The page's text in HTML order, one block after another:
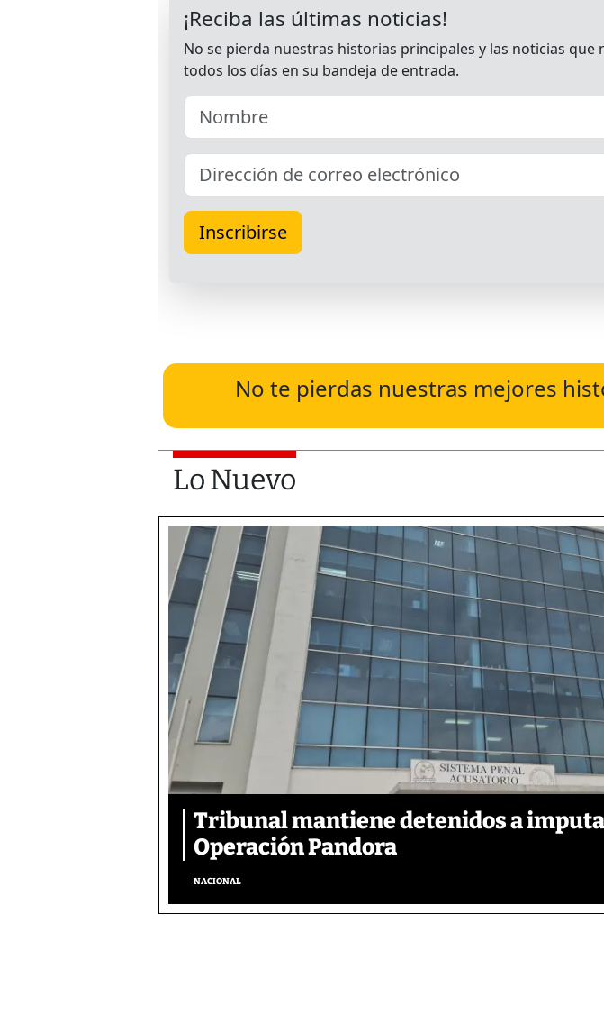
No te pierdas nuestras mejores
Lo Nuevo
Tribunal mantiene detenidos a
Operación Pandora
NACIONAL